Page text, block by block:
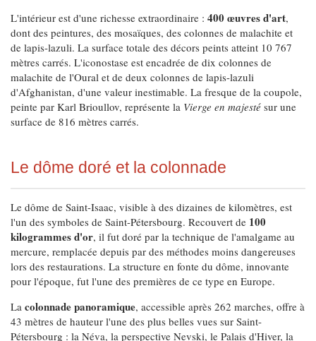
L'intérieur est d'une richesse extraordinaire : 400 œuvres d'art,
dont des peintures, des mosaïques, des colonnes de malachite et
de lapis-lazuli. La surface totale des décors peints atteint 10 767
mètres carrés. L'iconostase est encadrée de dix colonnes de
malachite de l'Oural et de deux colonnes de lapis-lazuli
d'Afghanistan, d'une valeur inestimable. La fresque de la coupole,
peinte par Karl Brioullov, représente la Vierge en majesté sur une
surface de 816 mètres carrés.
Le dôme doré et la colonnade
Le dôme de Saint-Isaac, visible à des dizaines de kilomètres, est
l'un des symboles de Saint-Pétersbourg. Recouvert de 100
kilogrammes d'or, il fut doré par la technique de l'amalgame au
mercure, remplacée depuis par des méthodes moins dangereuses
lors des restaurations. La structure en fonte du dôme, innovante
pour l'époque, fut l'une des premières de ce type en Europe.
La colonnade panoramique, accessible après 262 marches, offre à
43 mètres de hauteur l'une des plus belles vues sur Saint-
Pétersbourg : la Néva, la perspective Nevski, le Palais d'Hiver, la